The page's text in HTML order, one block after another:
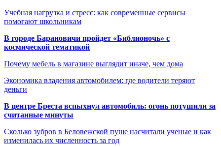
Учебная нагрузка и стресс: как современные сервисы
помогают школьникам
В городе Барановичи пройдет «Библионочь» с
космической тематикой
Почему мебель в магазине выглядит иначе, чем дома
Экономика владения автомобилем: где водители теряют
деньги
В центре Бреста вспыхнул автомобиль: огонь потушили за
считанные минуты
Сколько зубров в Беловежской пуще насчитали ученые и как
изменилась их численность за год